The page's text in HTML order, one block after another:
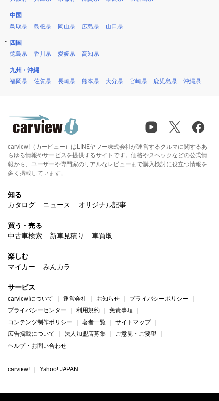
中国
鳥取県
島根県 岡山県 広島県 山口県
四国
徳島県
香川県 愛媛県 高知県
九州・沖縄
福岡県
佐賀県 長崎県 熊本県 大分県 宮崎県 鹿児島県 沖縄県
carview!（カービュー）はLINEヤフー株式会社が運営するクルマに関するあ
らゆる情報やサービスを提供するサイトです。価格やスペックなどの公式情
報から、ユーザーや専門家のリアルなレビューまで購入検討に役立つ情報を
多く掲載しています。
知る
カタログ
ニュース オリジナル記事
買う・売る
中古車検索
新車見積り 車買取
楽しむ
マイカー
みんカラ
サービス
carview!について 運営会社 お知らせ
プライバシーポリシー
プライバシーセンター
利用規約
免責事項
コンテンツ制作ポリシー
著者一覧
サイトマップ
広告掲載について
法人加盟店募集
ご意見・ご要望
ヘルプ・お問い合わせ
carview! Yahoo! JAPAN